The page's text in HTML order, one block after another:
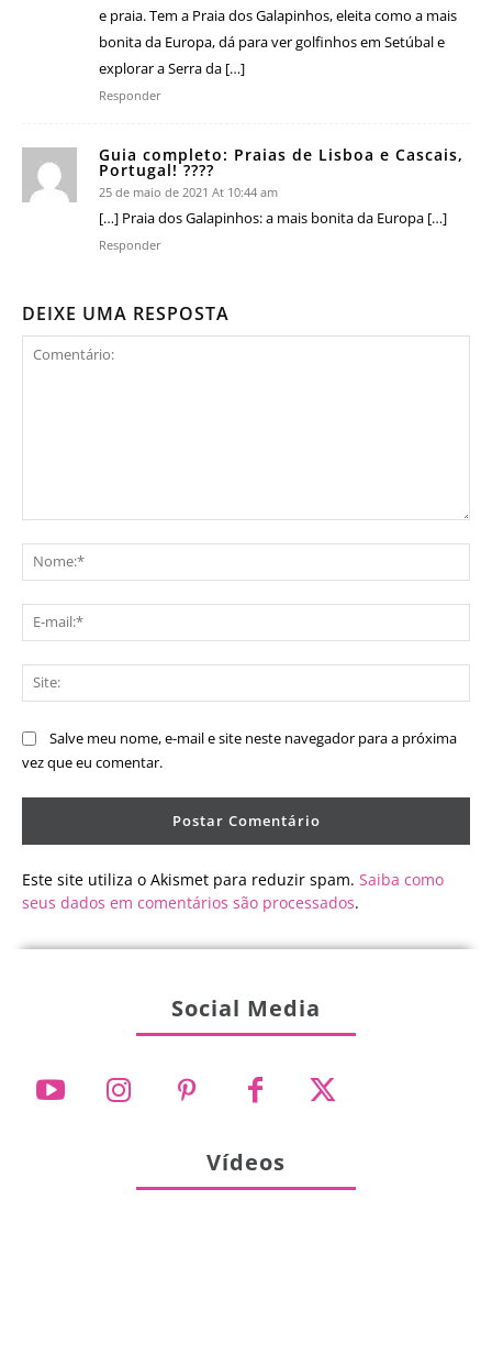
e praia. Tem a Praia dos Galapinhos, eleita como a mais
bonita da Europa, dá para ver golfinhos em Setúbal e
explorar a Serra da […]
Responder
Guia completo: Praias de Lisboa e Cascais,
Portugal! ????
25 de maio de 2021 At 10:44 am
[…] Praia dos Galapinhos: a mais bonita da Europa […]
Responder
DEIXE UMA RESPOSTA
Salve meu nome, e-mail e site neste navegador para a próxima
vez que eu comentar.
Este site utiliza o Akismet para reduzir spam. Saiba como
seus dados em comentários são processados.
Social Media
Vídeos